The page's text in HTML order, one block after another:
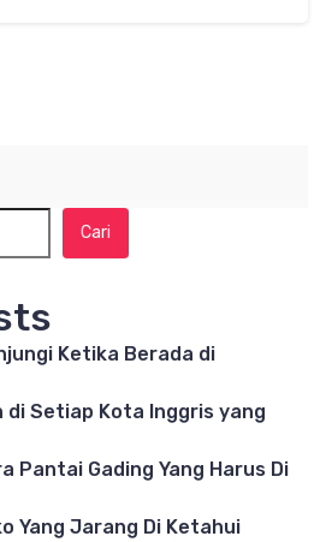
Cari
Ketika Berada di
di Setiap Kota Inggris yang
Pantai Gading Yang Harus Di
Yang Jarang Di Ketahui